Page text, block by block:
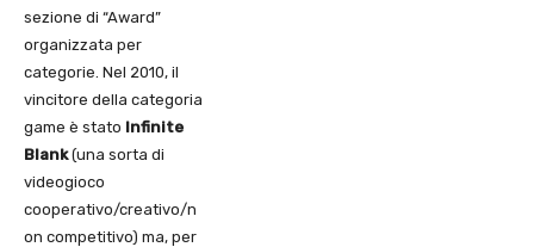
sezione di “Award”
organizzata per
categorie. Nel 2010, il
vincitore della categoria
game è stato Infinite
Blank(una sorta di
videogioco
cooperativo/creativo/n
on competitivo) ma, per